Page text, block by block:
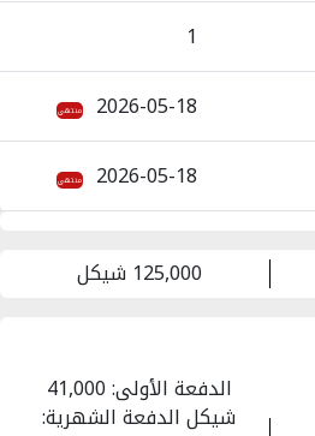
1
2026-05-18 منتهي
2026-05-18 منتهي
125,000 شيكل
الدفعة الأولى: 41,000
شيكل الدفعة الشهرية: